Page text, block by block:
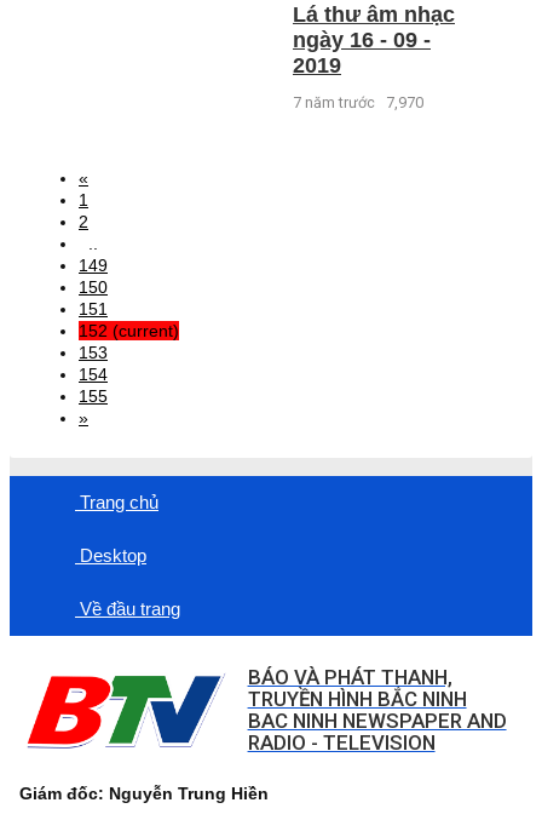
Lá thư âm nhạc
ngày 16 - 09 -
2019
7 năm trước 7,970
«
1
2
149
150
151
152 (current)
153
154
155
»
Trang chủ
Desktop
Về đầu trang
BÁO VÀ PHÁT THANH,
TRUYỀN HÌNH BẮC NINH
BAC NINH NEWSPAPER AND
RADIO - TELEVISION
Giám đốc: Nguyễn Trung Hiền